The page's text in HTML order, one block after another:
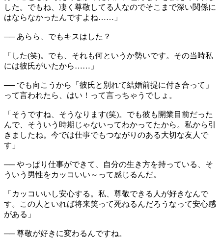
した。でもね、凄く尊敬してる人なのでそこまで深い関係に
はならなかったんですよね……」
── あらら、でもキスはした？
「した(笑)。でも、それも何というか勢いです。その当時私
には彼氏がいたから……」
── でも向こうから「彼氏と別れて結婚前提に付き合って」
って言われたら、はい！って言っちゃうでしょ。
「そうですね、そうなります(笑)。でも彼も開業目前だった
んで、そういう時期じゃないってわかってたから。私から引
きましたね。今では仕事でもつながりのある大切な友人で
す」
── やっぱり仕事ができて、自分の生き方を持っている、そ
ういう男性をカッコいい～って感じるんだ。
「カッコいいし安心する。私、尊敬できる人が好きなんで
す。この人といれば将来笑って死ねるんだろうなって安心感
がある」
── 尊敬が好きに変わるんですね。